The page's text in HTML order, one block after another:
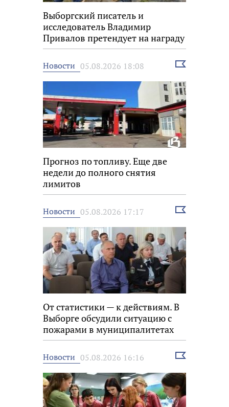
Выборгский писатель и
исследователь Владимир
Привалов претендует на награду
«Знание.Премия»
Новости 05.08.2026 18:08
Выбрать
Прогноз по топливу. Еще две
недели до полного снятия
лимитов
Новости 05.08.2026 17:17
Выбрать
От статистики — к действиям. В
Выборге обсудили ситуацию с
пожарами в муниципалитетах
Новости 05.08.2026 16:16
Выбрать